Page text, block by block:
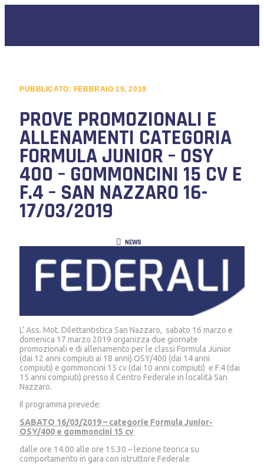
PUBBLICATO: FEBBRAIO 19, 2019
PROVE PROMOZIONALI E
ALLENAMENTI CATEGORIA
FORMULA JUNIOR – OSY
400 – GOMMONCINI 15 CV E
F.4 – SAN NAZZARO 16-
17/03/2019
NEWS
L’ Ass. Mot. Dilettantistica San Nazzaro, sabato 16 marzo e
domenica 17 marzo 2019 organizza due giornate
promozionali e di allenamento per le classi Formula Junior
(dai 12 anni compiuti ai 18 anni) OSY/400 (dai 14 anni
compiuti) e gommoncini 15 cv (dai 10 anni compiuti) e F.4 (dai
15 anni compiuti) presso il Centro Federale in località San
Nazzaro.
Il programma prevede:
SABATO 16/03/2019 – categorie Formula Junior-
OSY/400 e gommoncini 15 cv
dalle ore 14.00 alle ore 15.30 – lezione teorica su
comportamento in gara con istruttore Federale